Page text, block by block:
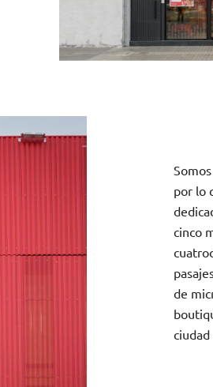
por lo
cinco
de